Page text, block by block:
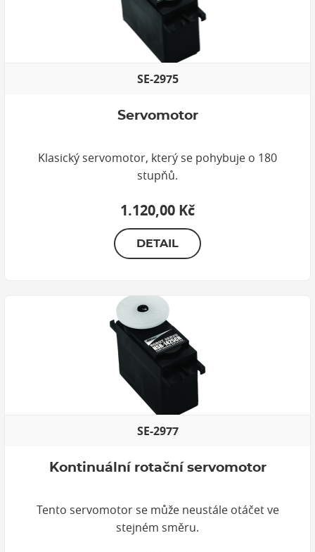
SE-2975
Servomotor
Klasický servomotor, který se pohybuje o 180
stupňů.
1.120,00 Kč
DETAIL
SE-2977
Kontinuální rotační servomotor
Tento servomotor se může neustále otáčet ve
stejném směru.